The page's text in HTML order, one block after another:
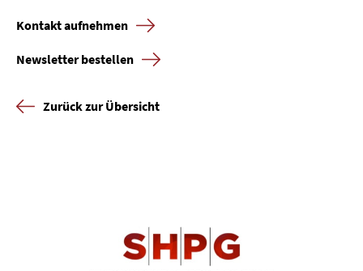
Kontakt aufnehmen
Newsletter bestellen
Zurück zur Übersicht